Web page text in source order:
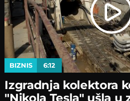
BIZNIS 6:12
Izgradnja kolektora
"Nikola Tesla" ušla u